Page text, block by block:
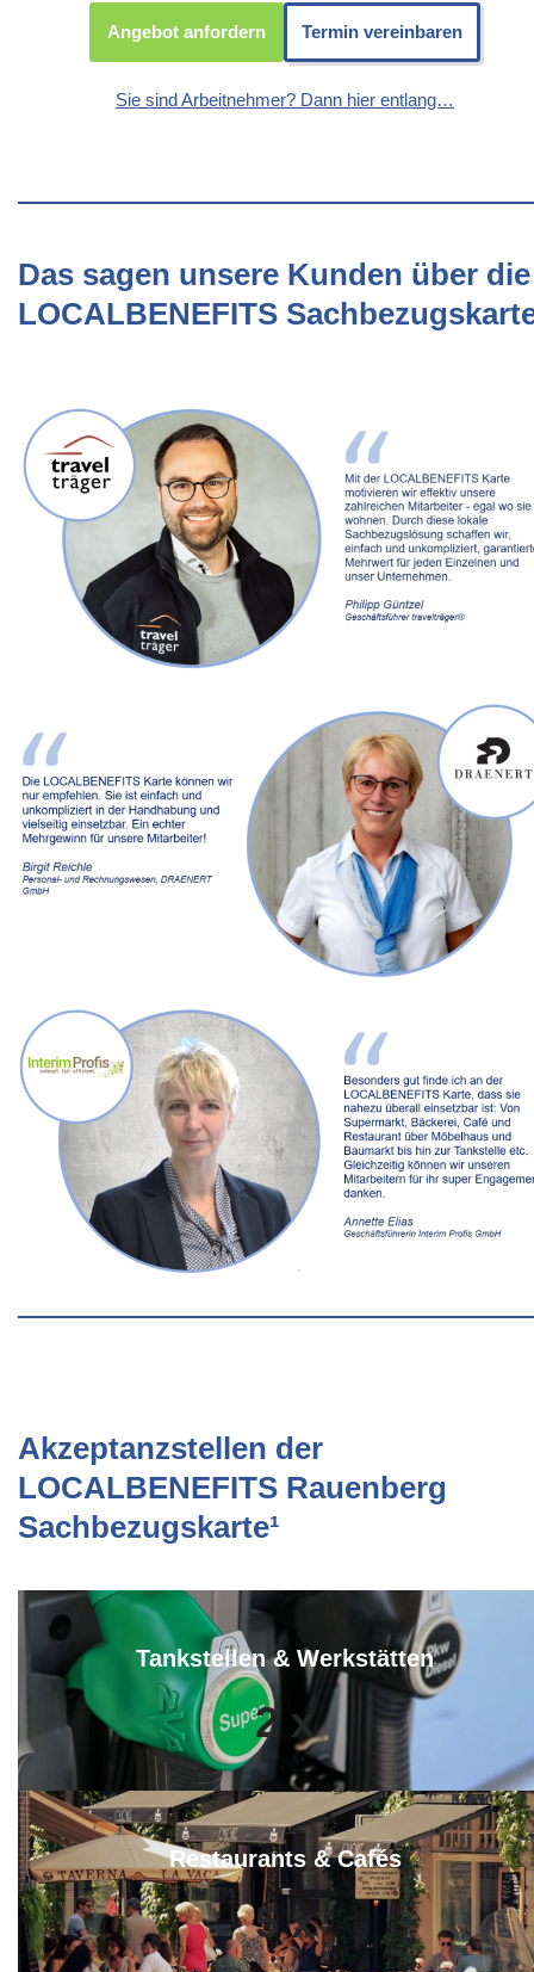
Angebot anfordern Termin vereinbaren
Sie sind Arbeitnehmer? Dann hier entlang…
Das sagen unsere Kunden über die
LOCALBENEFITS
Akzeptanzstellen der
LOCALBENEFITS Rauenberg
Sachbezugskarte¹
Tankstellen & Werkstätten
2 x
Restaurants & Cafés
5 x